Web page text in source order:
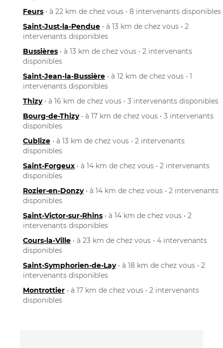
Feurs • à 22 km de chez vous • 8 intervenants disponibles
Saint-Just-la-Pendue • à 13 km de chez vous • 2
intervenants disponibles
Bussières • à 13 km de chez vous • 2 intervenants
disponibles
Saint-Jean-la-Bussière • à 12 km de chez vous • 1
intervenants disponibles
Thizy• à 16 km de chez vous • 3 intervenants disponibles
Bourg-de-Thizy• à 17 km de chez vous • 3 intervenants
disponibles
Cublize • à 13 km de chez vous • 2 intervenants
disponibles
Saint-Forgeux • à 14 km de chez vous • 2 intervenants
disponibles
Rozier-en-Donzy• à 14 km de chez vous • 2 intervenants
disponibles
Saint-Victor-sur-Rhins • à 14 km de chez vous • 2
intervenants disponibles
Cours-la-Ville • à 23 km de chez vous • 4 intervenants
disponibles
Saint-Symphorien-de-Lay• à 18 km de chez vous • 2
intervenants disponibles
Montrottier • à 17 km de chez vous • 2 intervenants
disponibles